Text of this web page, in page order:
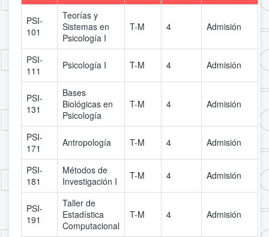
PSI-
101
Teorías y
Sistemas en
Psicología I
T-M 4 Admisión
PSI-
111
Psicología I T-M 4 Admisión
PSI-
131
Bases
Biológicas en
Psicología
T-M 4 Admisión
PSI-
171
Antropología T-M 4 Admisión
PSI-
181
Métodos de
Investigación I
T-M 4 Admisión
PSI-
191
Taller de
Estadística
Computacional
T-M 4 Admisión